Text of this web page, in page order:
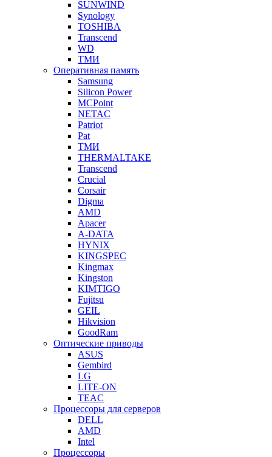
SUNWIND
Synology
TOSHIBA
Transcend
WD
ТМИ
Оперативная память
Samsung
Silicon Power
MCPoint
NETAC
Patriot
Pat
ТМИ
THERMALTAKE
Transcend
Crucial
Corsair
Digma
AMD
Apacer
A-DATA
HYNIX
KINGSPEC
Kingmax
Kingston
KIMTIGO
Fujitsu
GEIL
Hikvision
GoodRam
Оптические приводы
ASUS
Gembird
LG
LITE-ON
TEAC
Процессоры для серверов
DELL
AMD
Intel
Процессоры